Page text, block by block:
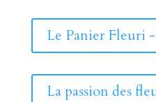
Le Panier Fleuri
La passion des